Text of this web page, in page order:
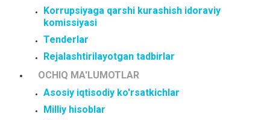
Korrupsiyaga qarshi kurashish idoraviy
komissiyasi
Tenderlar
Rejalashtirilayotgan tadbirlar
OCHIQ MA'LUMOTLAR
Asosiy iqtisodiy ko'rsatkichlar
Milliy hisoblar